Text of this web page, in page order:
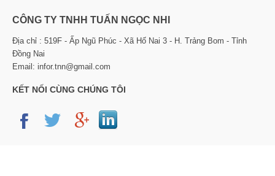
CÔNG TY TNHH TUẤN NGỌC NHI
Địa chỉ : 519F - Ấp Ngũ Phúc - Xã Hố Nai 3 - H. Trảng Bom - Tỉnh
Đồng Nai
Email: infor.tnn@gmail.com
KẾT NỐI CÙNG CHÚNG TÔI